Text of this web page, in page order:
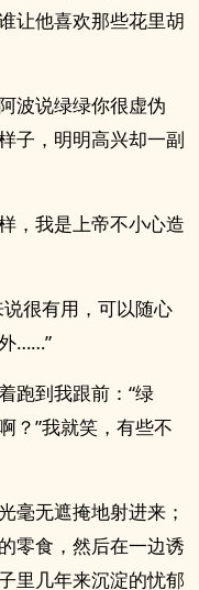
让他喜欢那些花里胡
波说绿绿你很虚伪
子，明明高兴却一副
，我是上帝不小心造
很有用，可以随心
……”
跑到我跟前：“绿
？”我就笑，有些不
毫无遮掩地射进来；
零食，然后在一边诱
里几年来沉淀的忧郁